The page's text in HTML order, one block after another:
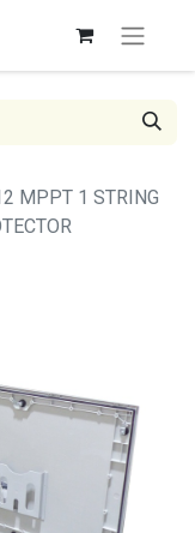
MPPT 1 STRING